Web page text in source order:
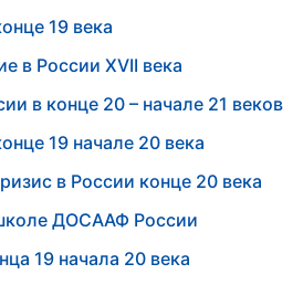
19 века
в России XVII века
в конце 20 – начале 21 веков
19 начале 20 века
в России конце 20 века
ДОСААФ России
19 начала 20 века